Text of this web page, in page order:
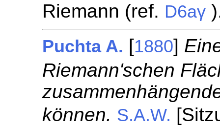
Riemann (ref. D6aγ
Puchta A. [1880]
Riemann'schen
können. S.A.W.